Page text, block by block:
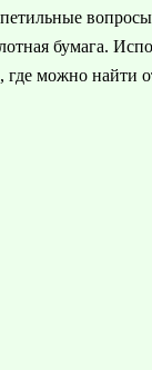
бумага.
где можно